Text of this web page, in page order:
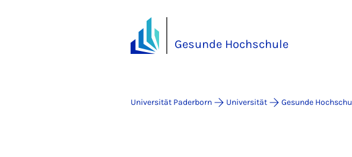
Gesunde Hochschule
Universität Paderborn Universität Gesunde